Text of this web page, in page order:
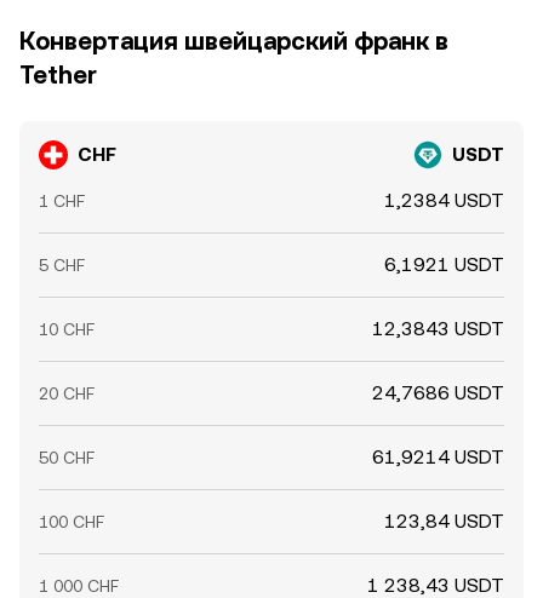
Конвертация швейцарский франк в
Tether
CHF USDT
1 CHF 1,2384 USDT
5 CHF 6,1921 USDT
10 CHF 12,3843 USDT
20 CHF 24,7686 USDT
50 CHF 61,9214 USDT
100 CHF 123,84 USDT
1 000 CHF 1 238,43 USDT